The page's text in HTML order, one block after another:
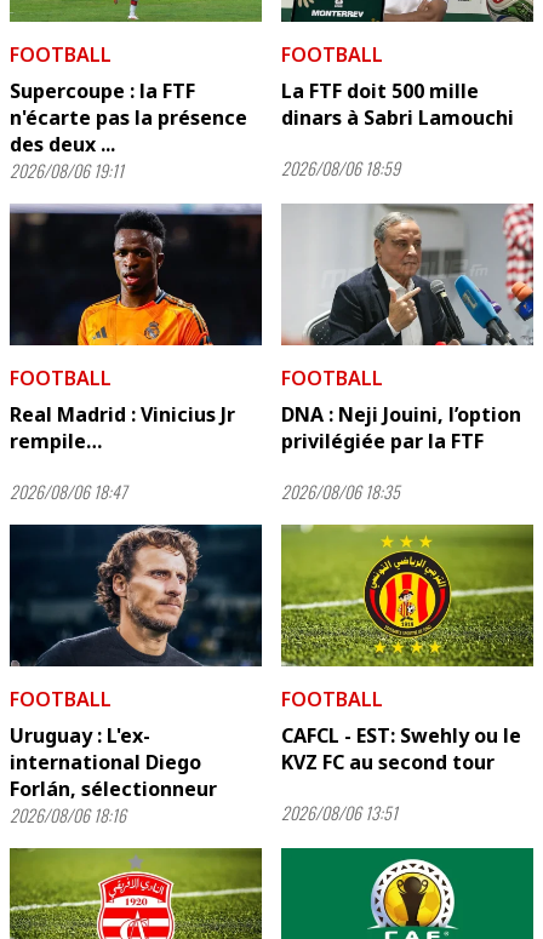
FOOTBALL
Supercoupe : la FTF
n'écarte pas la présence
des deux ...
2026/08/06 19:11
FOOTBALL
La FTF doit 500 mille
dinars à Sabri Lamouchi
2026/08/06 18:59
FOOTBALL
Real Madrid : Vinicius Jr
rempile…
2026/08/06 18:47
FOOTBALL
DNA : Neji Jouini, l’option
privilégiée par la FTF
2026/08/06 18:35
FOOTBALL
Uruguay : L'ex-
international Diego
Forlán, sélectionneur
2026/08/06 18:16
FOOTBALL
CAFCL - EST: Swehly ou le
KVZ FC au second tour
2026/08/06 13:51